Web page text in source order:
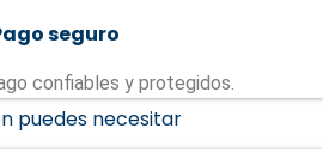
seguro
confiables y protegidos.
puedes necesitar